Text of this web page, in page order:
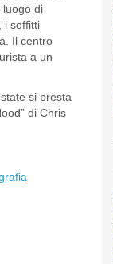
luogo di
i soffitti
Il centro
a un
si presta
di Chris